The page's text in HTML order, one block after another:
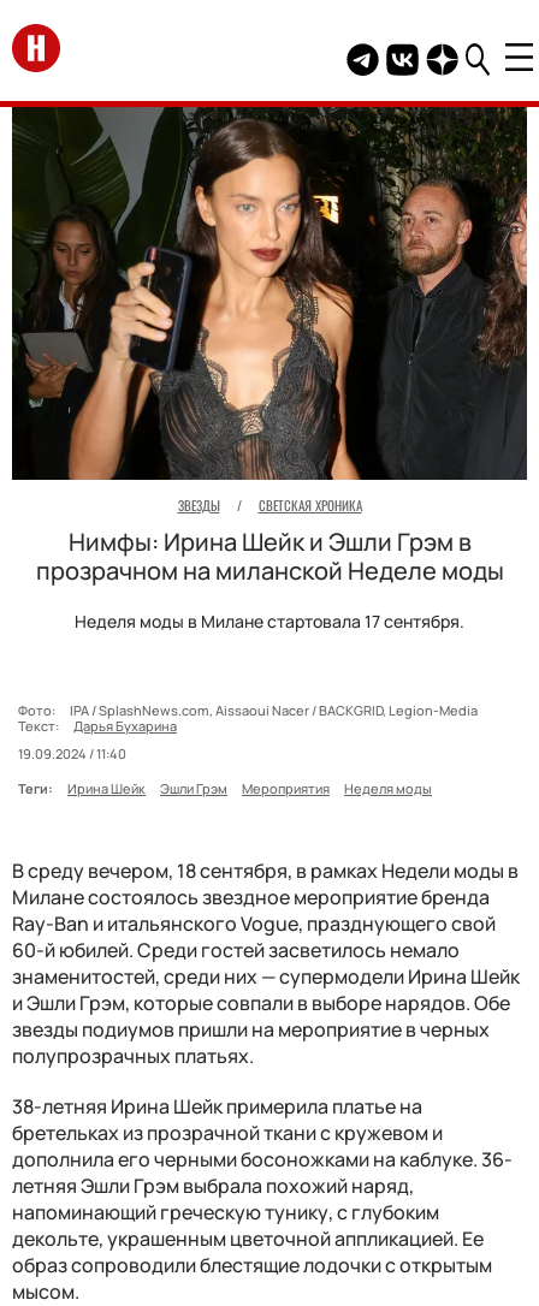
Перейти на главную
Telegram канал
Группа HELLO
Канал
ЗВЕЗДЫ / СВЕТСКАЯ ХРОНИКА
Нимфы: Ирина Шейк и Эшли Грэм в
прозрачном на миланской Неделе моды
Неделя моды в Милане стартовала 17 сентября.
Фото:
IPA / SplashNews.com, Aissaoui Nacer / BACKGRID, Legion-Media
Текст:
Дарья Бухарина
19.09.2024 / 11:40
Теги:
Ирина Шейк Эшли Грэм Мероприятия Неделя моды
В среду вечером, 18 сентября, в рамках Недели моды в
Милане состоялось звездное мероприятие бренда
Ray-Ban и итальянского Vogue, празднующего свой
60-й юбилей. Среди гостей засветилось немало
знаменитостей, среди них — супермодели Ирина Шейк
и Эшли Грэм, которые совпали в выборе нарядов. Обе
звезды подиумов пришли на мероприятие в черных
полупрозрачных платьях.
38-летняя Ирина Шейк примерила платье на
бретельках из прозрачной ткани с кружевом и
дополнила его черными босоножками на каблуке. 36-
летняя Эшли Грэм выбрала похожий наряд,
напоминающий греческую тунику, с глубоким
декольте, украшенным цветочной аппликацией. Ее
образ сопроводили блестящие лодочки с открытым
мысом.